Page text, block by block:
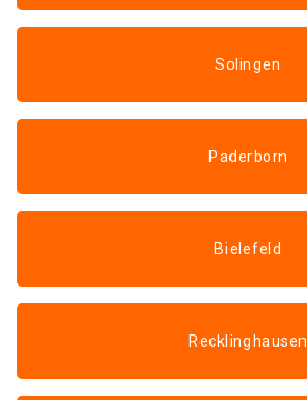
Solingen
Paderborn
Bielefeld
Recklinghausen